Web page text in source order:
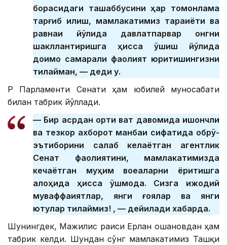
борасидаги ташаббусини ҳар томонлама
тарғиб қилиш, мамлакатимиз тараққиёти ва
равнақи йўлида давлатпарвар онгни
шакллантиришга ҳисса қўшиш йўлида
доимо самарали фаолият юритишингизни
тилайман, — деди у.
ҚР Парламенти Сенати ҳам юбилей муносабати
билан табрик йўллади.
— Бир асрдан ортиқ вақт давомида ишончли
ва тезкор ахборот манбаи сифатида обрў-
эътиборини сақлаб келаётган агентлик
Сенат фаолиятини, мамлакатимизда
кечаётган муҳим воқеаларни ёритишга
алоҳида ҳисса қўшмоқда. Сизга ижодий
муваффақиятлар, янги ғоялар ва янги
ютуқлар тилаймиз! , — дейилади хабарда.
Шунингдек, Мажилис раиси Ерлан Қошановдан ҳам
табрик келди. Шундан сўнг мамлакатимиз Ташқи